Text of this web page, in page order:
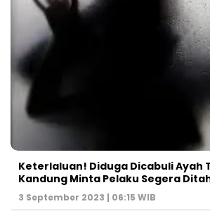
Keterlaluan! Diduga Dicabuli Ayah
Kandung Minta Pelaku Segera
3 September 2023 | 06:15 WIB